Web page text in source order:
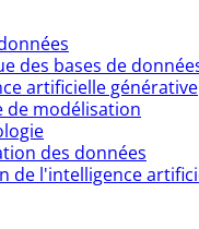
des bases de
artificielle générative
de modélisation
des données
de l'intelligence